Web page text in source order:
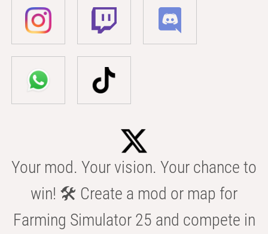
Your mod. Your vision. Your chance to
win! 🛠️ Create a mod or map for
Farming Simulator 25 and compete in